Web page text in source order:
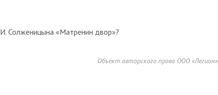
Солженицына «Матренин двор»?
Объект авторского права ООО «Легион»